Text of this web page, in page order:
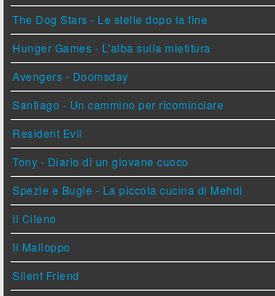
The Dog Stars - Le stelle dopo la fine
Hunger Games - L'alba sulla mietitura
Avengers - Doomsday
Santiago - Un cammino per ricominciare
Resident Evil
Tony - Diario di un giovane cuoco
Spezie e Bugie - La piccola cucina di Mehdi
Il Cileno
Il Malloppo
Silent Friend